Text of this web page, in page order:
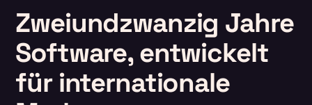
Zweiundzwanzig Jahre
Software, entwickelt
für internationale